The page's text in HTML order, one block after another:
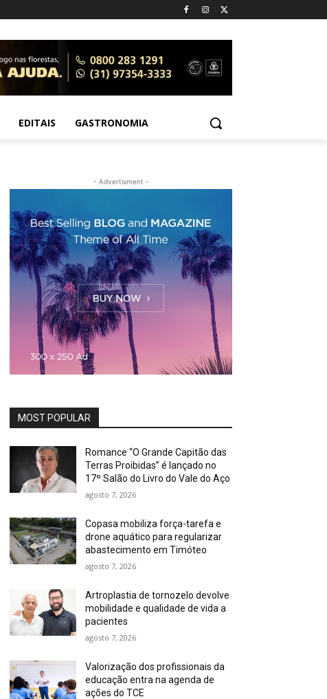
EDITAIS GASTRONOMIA
- Advertisment -
MOST POPULAR
Romance “O Grande Capitão das
Terras Proibidas” é lançado no
17º Salão do Livro do Vale do Aço
agosto 7, 2026
Copasa mobiliza força-tarefa e
drone aquático para regularizar
abastecimento em Timóteo
agosto 7, 2026
Artroplastia de tornozelo devolve
mobilidade e qualidade de vida a
pacientes
agosto 7, 2026
Valorização dos profissionais da
educação entra na agenda de
ações do TCE